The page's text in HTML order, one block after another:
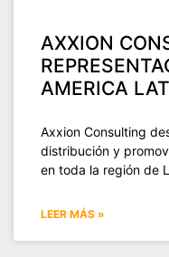
AXXION
AMERICA
Axxion Consulting
distribución y
en toda la región de
LEER MÁS »